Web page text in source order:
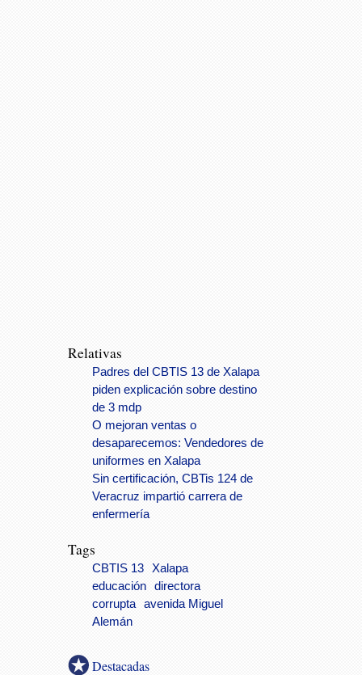
Relativas
Padres del CBTIS 13 de Xalapa
piden explicación sobre destino
de 3 mdp
O mejoran ventas o
desaparecemos: Vendedores de
uniformes en Xalapa
Sin certificación, CBTis 124 de
Veracruz impartió carrera de
enfermería
Tags
CBTIS 13
Xalapa
educación
directora
corrupta
avenida Miguel
Alemán
Destacadas